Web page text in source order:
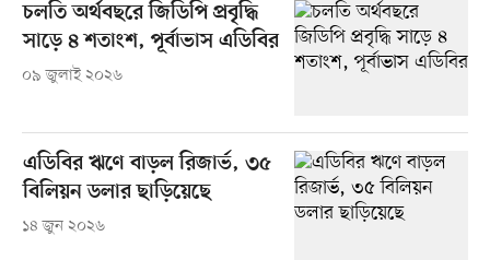
চলতি অর্থবছরে জিডিপি প্রবৃদ্ধি
সাড়ে ৪ শতাংশ, পূর্বাভাস এডিবির
০৯ জুলাই ২০২৬
এডিবির ঋণে বাড়ল রিজার্ভ, ৩৫
বিলিয়ন ডলার ছাড়িয়েছে
১৪ জুন ২০২৬